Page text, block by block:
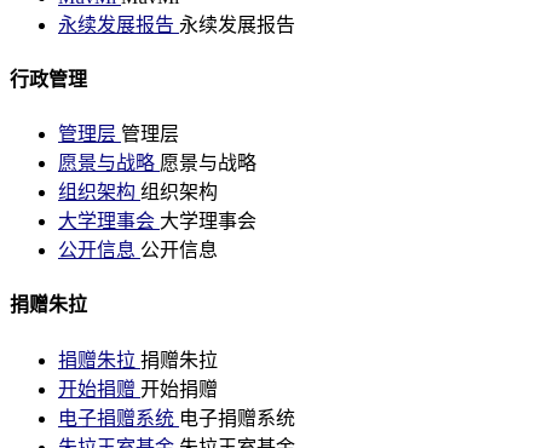
永续发展报告 永续发展报告
行政管理
管理层 管理层
愿景与战略 愿景与战略
组织架构 组织架构
大学理事会 大学理事会
公开信息 公开信息
捐赠朱拉
捐赠朱拉 捐赠朱拉
开始捐赠 开始捐赠
电子捐赠系统 电子捐赠系统